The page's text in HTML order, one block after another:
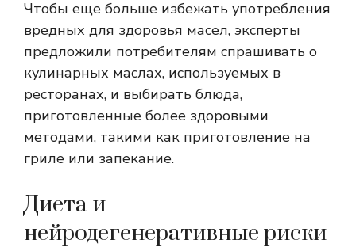
Чтобы еще больше избежать употребления
вредных для здоровья масел, эксперты
предложили потребителям спрашивать о
кулинарных маслах, используемых в
ресторанах, и выбирать блюда,
приготовленные более здоровыми
методами, такими как приготовление на
гриле или запекание.
Диета и
нейродегенеративные риски